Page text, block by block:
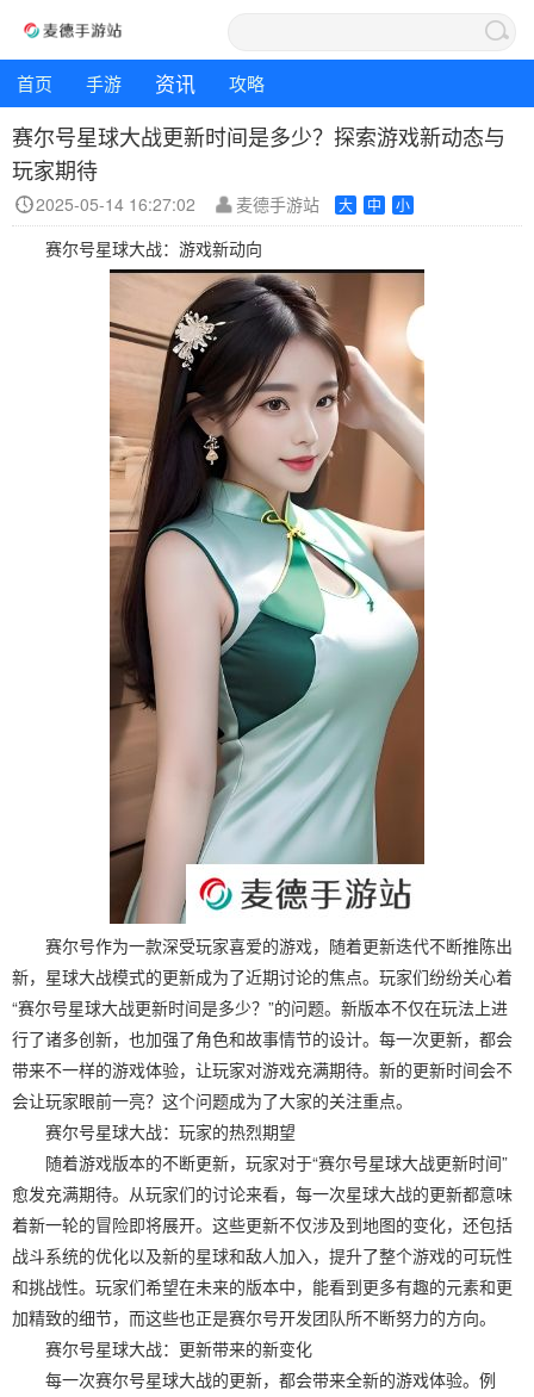
首页 手游 资讯 攻略
赛尔号星球大战更新时间是多少？探索游戏新动态与
玩家期待
2025-05-14 16:27:02 麦德手游站 大 中 小
赛尔号星球大战：游戏新动向
赛尔号作为一款深受玩家喜爱的游戏，随着更新迭代不断推陈出
新，星球大战模式的更新成为了近期讨论的焦点。玩家们纷纷关心着
“赛尔号星球大战更新时间是多少？”的问题。新版本不仅在玩法上进
行了诸多创新，也加强了角色和故事情节的设计。每一次更新，都会
带来不一样的游戏体验，让玩家对游戏充满期待。新的更新时间会不
会让玩家眼前一亮？这个问题成为了大家的关注重点。
赛尔号星球大战：玩家的热烈期望
随着游戏版本的不断更新，玩家对于“赛尔号星球大战更新时间”
愈发充满期待。从玩家们的讨论来看，每一次星球大战的更新都意味
着新一轮的冒险即将展开。这些更新不仅涉及到地图的变化，还包括
战斗系统的优化以及新的星球和敌人加入，提升了整个游戏的可玩性
和挑战性。玩家们希望在未来的版本中，能看到更多有趣的元素和更
加精致的细节，而这些也正是赛尔号开发团队所不断努力的方向。
赛尔号星球大战：更新带来的新变化
每一次赛尔号星球大战的更新，都会带来全新的游戏体验。例